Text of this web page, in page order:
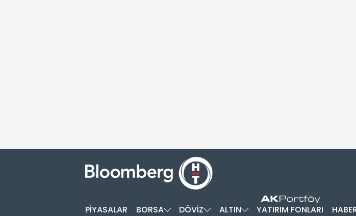
PİYASALAR BORSA DÖVİZ ALTIN YATIRIM FONLARI